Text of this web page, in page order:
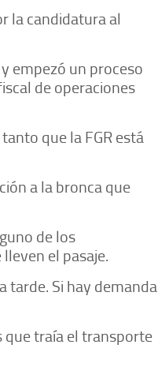
la candidatura al
empezó un proceso
de operaciones
que la FGR está
a la bronca que
de los
el pasaje.
tarde. Si hay demanda
que traía el transporte